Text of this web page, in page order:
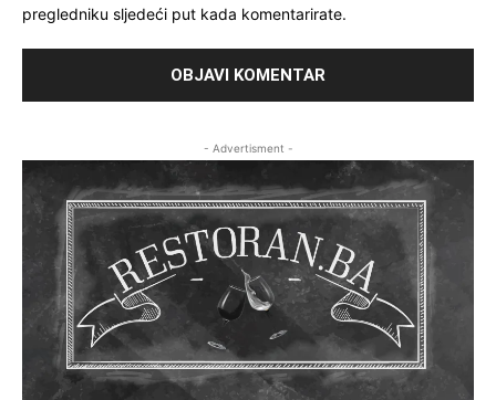
pregledniku sljedeći put kada komentarirate.
- Advertisment -